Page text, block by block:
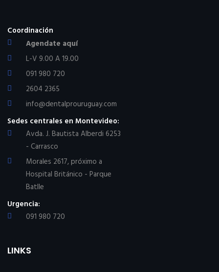
Coordinación
Agendate aquí
L-V 9.00 A 19.00
091 980 720
2604 2365
info@dentalprouruguay.com
Sedes centrales en Montevideo:
Avda. J. Bautista Alberdi 6253
- Carrasco
Morales 2617, próximo a
Hospital Británico - Parque
Batlle
Urgencia:
091 980 720
LINKS